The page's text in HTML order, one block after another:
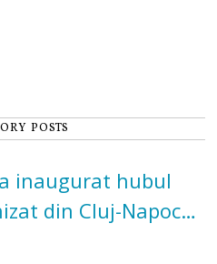
POSTS
inaugurat hubul
din Cluj-Napoca.
de euro